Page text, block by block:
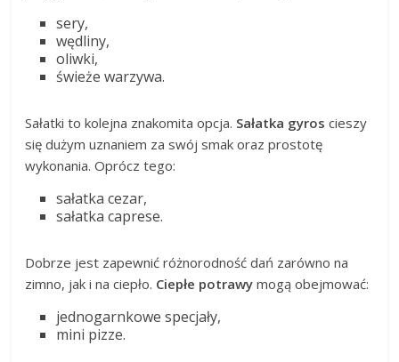
sery,
wędliny,
oliwki,
świeże warzywa.
Sałatki to kolejna znakomita opcja. Sałatka gyros cieszy
się dużym uznaniem za swój smak oraz prostotę
wykonania. Oprócz tego:
sałatka cezar,
sałatka caprese.
Dobrze jest zapewnić różnorodność dań zarówno na
zimno, jak i na ciepło. Ciepłe potrawy mogą obejmować:
jednogarnkowe specjały,
mini pizze.